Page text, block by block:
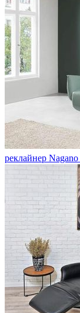
реклайнер Nagano